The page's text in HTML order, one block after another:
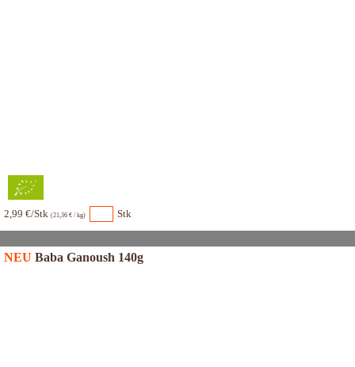
2,99 €/Stk (21,36 € / kg) Stk
NEU Baba Ganoush 140g